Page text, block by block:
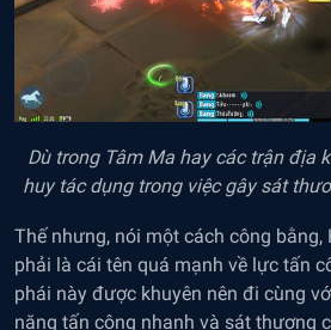
Dù trong Tâm Ma hay các trận địa
huy tác dụng trong việc gây sát
Thế nhưng, nói một cách công bằng,
phải là cái tên quá mạnh về lực tấn
phái này được khuyên nên đi cùng
năng tấn công nhanh và sát thương